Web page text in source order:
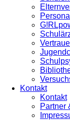
Kontakt
Kontakt
Partner